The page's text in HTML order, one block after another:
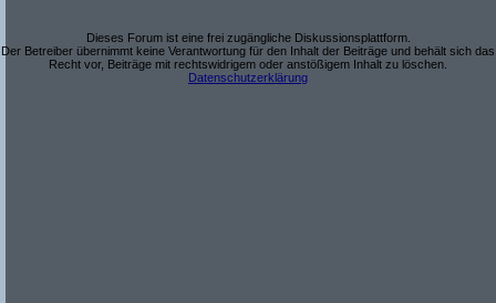
Dieses Forum ist eine frei zugängliche Diskussionsplattform.
Der Betreiber übernimmt keine Verantwortung für den Inhalt der Beiträge und behält sich das
Recht vor, Beiträge mit rechtswidrigem oder anstößigem Inhalt zu löschen.
Datenschutzerklärung